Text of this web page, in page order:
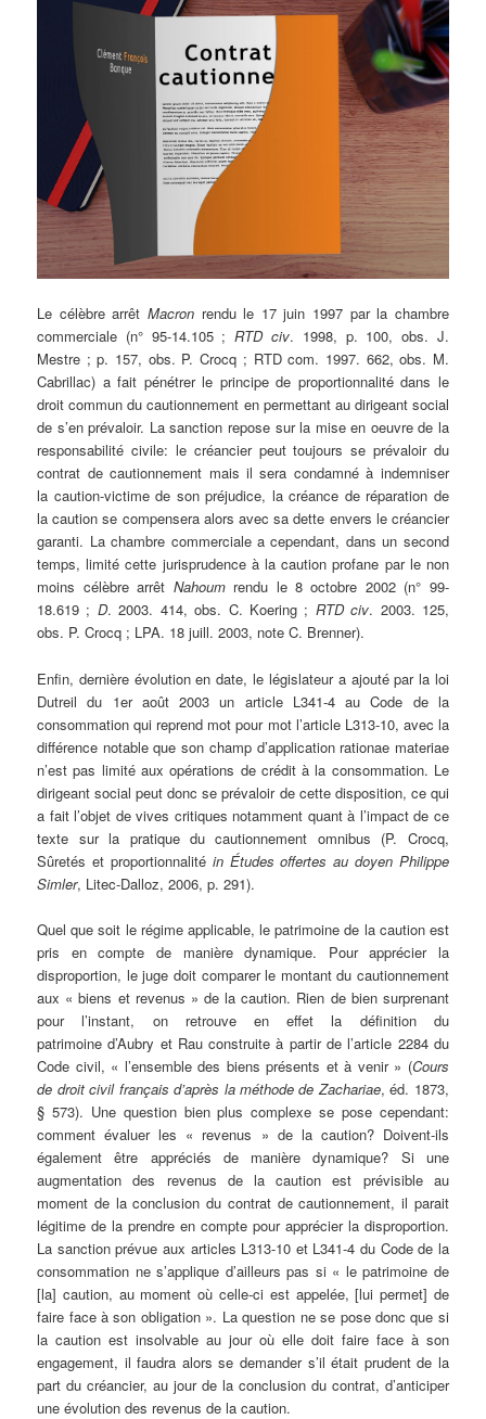
Le célèbre arrêt Macronrendu le 17 juin 1997 par la chambre
commerciale (n° 95-14.105 ;RTD civ. 1998, p. 100, obs. J.
Mestre ; p. 157, obs. P. Crocq ; RTD com. 1997. 662, obs. M.
Cabrillac) a fait pénétrer le principe de proportionnalité dans le
droit commun du cautionnement en permettant au dirigeant social
de s’en prévaloir. La sanction repose sur la mise en oeuvre de la
responsabilité civile: le créancier peut toujours se prévaloir du
contrat de cautionnement mais il sera condamné à indemniser
la caution-victime de son préjudice, la créance de réparation de
la caution se compensera alors avec sa dette envers le créancier
garanti. La chambre commerciale a cependant, dans un second
temps, limité cette jurisprudence à la caution profane par le non
moins célèbre arrêt Nahoumrendu le 8 octobre 2002 (n° 99-
18.619 ; D. 2003. 414, obs. C. Koering ; RTD civ. 2003. 125,
obs. P. Crocq ; LPA. 18 juill. 2003, note C. Brenner).
Enfin, dernière évolution en date, le législateur a ajouté par la loi
Dutreil du 1er août 2003 un article L341-4 au Code de la
consommation qui reprend mot pour mot l’article L313-10, avec la
différence notable que son champ d’application rationae materiae
n’est pas limité aux opérations de crédit à la consommation. Le
dirigeant social peut donc se prévaloir de cette disposition, ce qui
a fait l’objet de vives critiques notamment quant à l’impact de ce
texte sur la pratique du cautionnement omnibus (P. Crocq,
Sûretés et proportionnalité in Études offertes au doyen Philippe
Simler, Litec-Dalloz, 2006, p. 291).
Quel que soit le régime applicable, le patrimoine de la caution est
pris en compte de manière dynamique. Pour apprécier la
disproportion, le juge doit comparer le montant du cautionnement
aux « biens et revenus » de la caution. Rien de bien surprenant
pour l’instant, on retrouve en effet la définition du
patrimoine d’Aubry et Rau construite à partir de l’article 2284 du
Code civil, « l’ensemble des biens présents et à venir » (Cours
de droit civil français d’après la méthode de Zachariae, éd. 1873,
§ 573). Une question bien plus complexe se pose cependant:
comment évaluer les « revenus » de la caution? Doivent-ils
également être appréciés de manière dynamique? Si une
augmentation des revenus de la caution est prévisible au
moment de la conclusion du contrat de cautionnement, il parait
légitime de la prendre en compte pour apprécier la disproportion.
La sanction prévue aux articles L313-10 et L341-4 du Code de la
consommation ne s’applique d’ailleurs pas si « le patrimoine de
[la] caution, au moment où celle-ci est appelée, [lui permet] de
faire face à son obligation ». La question ne se pose donc que si
la caution est insolvable au jour où elle doit faire face à son
engagement, il faudra alors se demander s’il était prudent de la
part du créancier, au jour de la conclusion du contrat, d’anticiper
une évolution des revenus de la caution.